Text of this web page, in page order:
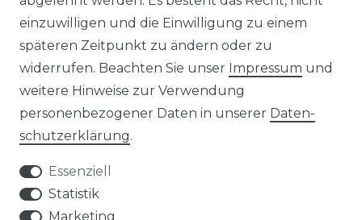
15 kWp Solaranlagen
20 kWp Solaranlagen
25 kWp Solaranlagen
30 kWp Solaranlagen
Klimaanlagen
Klimaanlagen
Klimaanlagen
ÜBER UNS
Wir sind ein
einzuwilligen und die Einwilligung zu einem
späteren Zeitpunkt zu ändern oder zu
widerrufen. Beachten Sie unser Impressum und
weitere Hinweise zur Verwendung
personenbezogener Daten in unserer Daten­
schutz­erklärung.
Essenziell
Statistik
Marketing